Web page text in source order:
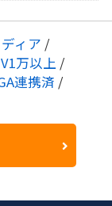
ィア /
万以上 /
連携済 /